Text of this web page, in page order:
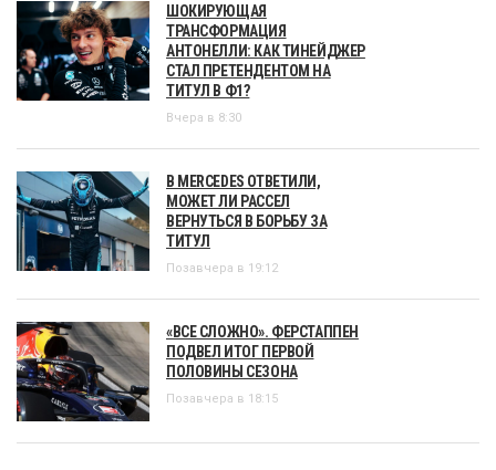
ШОКИРУЮЩАЯ
ТРАНСФОРМАЦИЯ
АНТОНЕЛЛИ: КАК ТИНЕЙДЖЕР
СТАЛ ПРЕТЕНДЕНТОМ НА
ТИТУЛ В Ф1?
Вчера в 8:30
В MERCEDES ОТВЕТИЛИ,
МОЖЕТ ЛИ РАССЕЛ
ВЕРНУТЬСЯ В БОРЬБУ ЗА
ТИТУЛ
Позавчера в 19:12
«ВСЕ СЛОЖНО». ФЕРСТАППЕН
ПОДВЕЛ ИТОГ ПЕРВОЙ
ПОЛОВИНЫ СЕЗОНА
Позавчера в 18:15